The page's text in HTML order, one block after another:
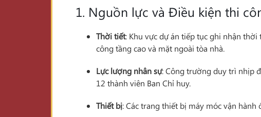
1. Nguồn lực và Điều kiện thi
Thời tiết: Khu vực dự án tiếp tục ghi nhận
công tầng cao và mặt ngoài tòa nhà.
Lực lượng nhân sự: Công trường duy trì nhịp
12 thành viên Ban Chỉ huy.
Thiết bị: Các trang thiết bị máy móc vận